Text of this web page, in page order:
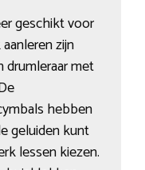
geschikt voor
zijn
drumleraar met
hebben
geluiden kunt
lessen kiezen.